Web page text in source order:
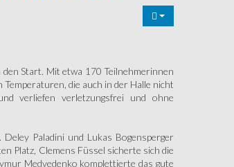
Start. Mit etwa 170 Teilnehmerinnen
die auch in der Halle nicht
verliefen verletzungsfrei und ohne
Paladini und Lukas Bogensperger
Platz, Clemens Füssel sicherte sich die
Medvedenko komplettierte das gute